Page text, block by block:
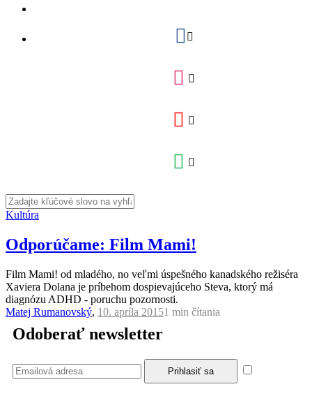
Kultúra
Odporúčame: Film Mami!
Film Mami! od mladého, no veľmi úspešného kanadského režiséra
Xaviera Dolana je príbehom dospievajúceho Steva, ktorý má
diagnózu ADHD - poruchu pozornosti.
Matej Rumanovský, 10. apríla 20151 min čítania
Odoberať newsletter